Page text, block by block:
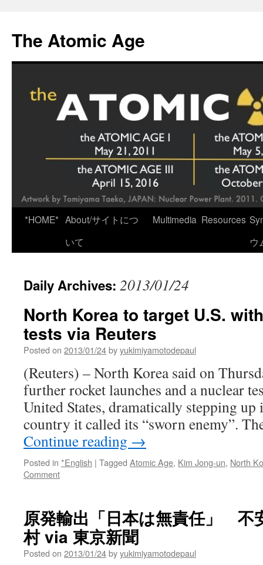
content
The Atomic Age
*HOME* About/サイトにつ
いて
Multimedia Resources
ウ
Daily Archives: 2013/01/24
North Korea to target U.S.
tests via Reuters
Posted on 2013/01/24byyukimiyamotodepaul
(Reuters) – North Korea said on
further rocket launches and a nuclear
United States, dramatically stepping up
country it called its “sworn enemy”.
Continue reading →
Posted in *English | Tagged Atomic Age, Kim Jong-un, North
Comment
原発輸出「日本は無責任」 不
村 via 東京新聞
Posted on 2013/01/24byyukimiyamotodepaul